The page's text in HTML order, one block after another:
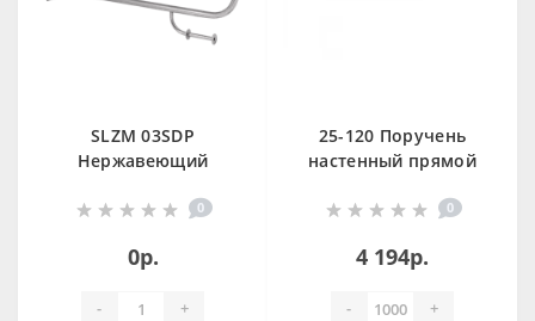
SLZM 03SDP
Нержавеющий
с держателем
0
0р.
- +
25-120 Поручень
настенный прямой
0
4 194р.
- +